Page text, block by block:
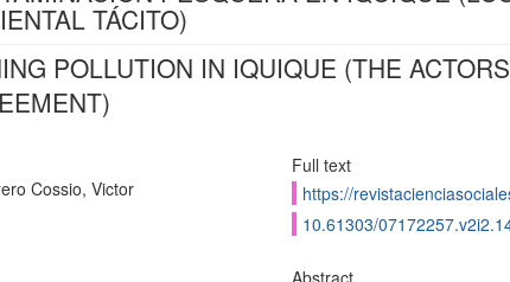
TÁCITO)
POLLUTION IN IQUIQUE (THE
Cossio, Victor
Full text
https://
10.61303/
Abstract